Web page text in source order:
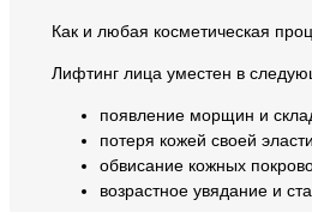
Как и любая косметическая
Лифтинг лица уместен в
появление морщин и
потеря кожей своей
обвисание кожных
возрастное увядание и